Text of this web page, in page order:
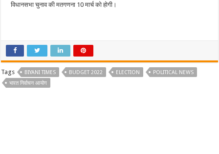
विधानसभा चुनाव की मतगणना 10 मार्च को होगी।
Tags BIYANI TIMES BUDGET 2022 ELECTION
POLITICAL NEWS
भारत निर्वाचन आयोग